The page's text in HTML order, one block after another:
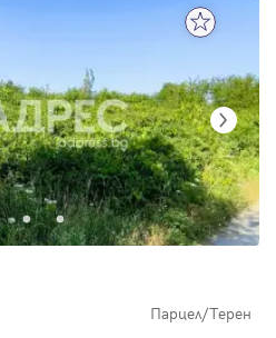
Парцел/Терен